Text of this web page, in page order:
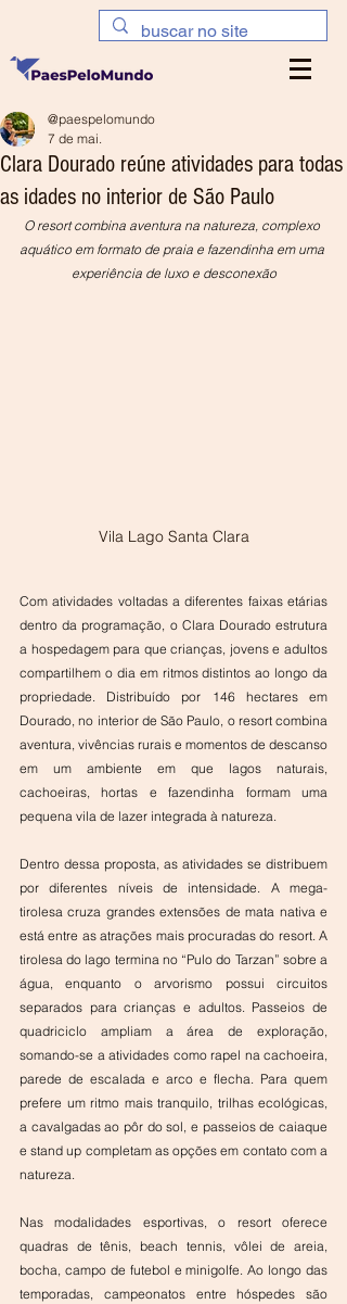
Clara Dourado reúne atividades para todas
as idades no interior de São Paulo
@paespelomundo
7 de mai.
O resort combina aventura na natureza, complexo
aquático em formato de praia e fazendinha em uma
experiência de luxo e desconexão
Vila Lago Santa Clara
Com atividades voltadas a diferentes faixas etárias
dentro da programação, o Clara Dourado estrutura
a hospedagem para que crianças, jovens e adultos
compartilhem o dia em ritmos distintos ao longo da
propriedade. Distribuído por 146 hectares em
Dourado, no interior de São Paulo, o resort combina
aventura, vivências rurais e momentos de descanso
em um ambiente em que lagos naturais,
cachoeiras, hortas e fazendinha formam uma
pequena vila de lazer integrada à natureza.
Dentro dessa proposta, as atividades se distribuem
por diferentes níveis de intensidade. A mega-
tirolesa cruza grandes extensões de mata nativa e
está entre as atrações mais procuradas do resort. A
tirolesa do lago termina no “Pulo do Tarzan” sobre a
água, enquanto o arvorismo possui circuitos
separados para crianças e adultos. Passeios de
quadriciclo ampliam a área de exploração,
somando-se a atividades como rapel na cachoeira,
parede de escalada e arco e flecha. Para quem
prefere um ritmo mais tranquilo, trilhas ecológicas,
a cavalgadas ao pôr do sol, e passeios de caiaque
e stand up completam as opções em contato com a
natureza.
Nas modalidades esportivas, o resort oferece
quadras de tênis, beach tennis, vôlei de areia,
bocha, campo de futebol e minigolfe. Ao longo das
temporadas, campeonatos entre hóspedes são